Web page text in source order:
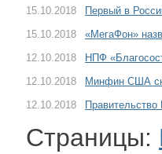
15.10.2018
Первый в
15.10.2018
«МегаФон»
12.10.2018
НПФ
12.10.2018
Минфин США
12.10.2018
Страницы: